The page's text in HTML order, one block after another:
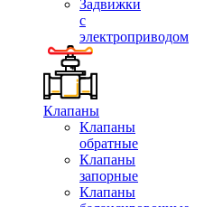
Задвижки
с
электроприводом
Клапаны
Клапаны
обратные
Клапаны
запорные
Клапаны